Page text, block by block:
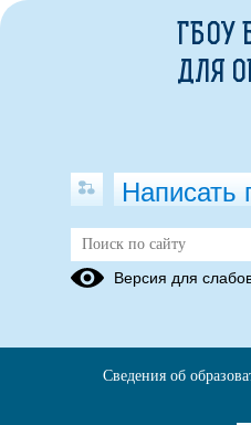
Реализуемые
основного общего
ГБОУ
ДЛЯ
Написать
Версия для
Сведения об